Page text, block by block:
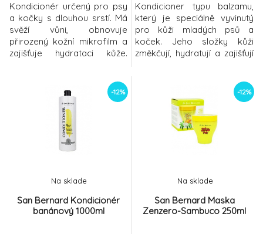
Kondicionér určený pro psy
a kočky s dlouhou srstí. Má
svěží vůni, obnovuje
přirozený kožní mikrofilm a
zajišťuje hydrataci kůže.
a elasticitu po celé délce.
Jeho přírodní složky na bázi
kokosového oleje zabraňují
zacuchávání srsti. Použití: Po
dokonalém spláchnutí
šamponu jemně ve
Kondicioner typu balzamu,
který je speciálně vyvinutý
pro kůži mladých psů a
koček. Jeho složky kůži
změkčují, hydratují a zajišťují
respektuje srtst mláďat a
dodává jim příjemnou
vůni.Způsob použití:Po
dokonalém spláchnutí
šampónu jemně vetřete do
kůže a srsti celého těla
-12%
San Bernard Kondicionér
banánový 1000ml
Na sklade
-12%
San Bernard Maska
Zenzero-Sambuco 250ml
Na sklade